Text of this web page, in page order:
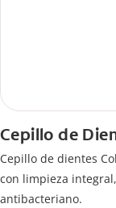
Cepillo de
Cepillo de dientes
con limpieza
antibacteriano.